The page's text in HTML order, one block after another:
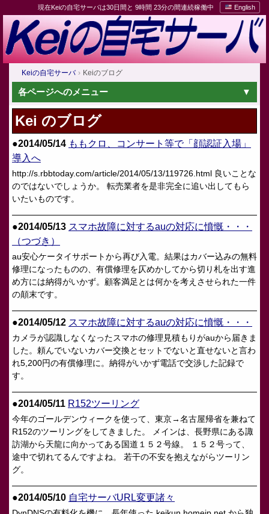
現在Keiの自宅サーバは30日間と 9時間 23分の間連続稼働中 English
Keiの自宅サーバ Keiのブログ
各ページへのメニュー
Kei のブログ
●2014/05/14 ももクロ、コンサート等で「顔認証入場」
導入へ
http://s.rbbtoday.com/article/2014/05/13/119726.html 良いことな
のではないでしょうか。 転売業者を是非完全に追い出してもら
いたいものです。
●2014/05/13 スマホ故障に対するauの対応に憤慨・・・
（つづき）
au安心ケータイサポートから再び入電。結果はカバー込みの無料
修理になったものの、有償修理を仄めかしてから切り札を出す進
め方には納得がいかず。顧客満足とは何かを考えさせられた一件
の顛末です。
●2014/05/12 スマホ故障に対するauの対応に憤慨・・・
カメラが認識しなくなったスマホの修理見積もりがauから届きま
した。頼んでいないカバー交換とセットでないと直せないと言わ
れ5,200円の有償修理に。納得がいかず電話で交渉した記録で
す。
●2014/05/11 R152ツーリング
今年のゴールデンウィークを使って、東京→名古屋帰省を兼ねて
R152のツーリングをしてきました。 メインは、長野県にある諏
訪湖から天龍に向かってある国道１５２号線。 １５２号って、
途中で切れてるんですよね。 若干の不安を抱えながらツーリン
グ。
●2014/05/10 自宅サーバURL変更諸々